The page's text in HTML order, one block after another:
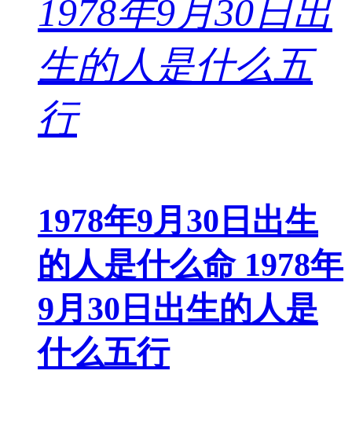
1978年9月30日出生
的人是什么命 1978年
9月30日出生的人是
什么五行